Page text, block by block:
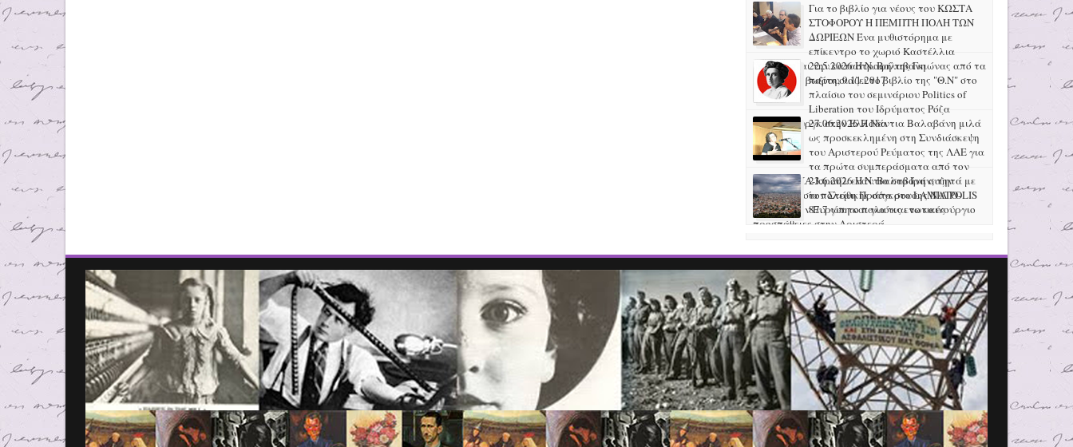
Για το βιβλίο για νέους του ΚΩΣΤΑ
ΣΤΟΦΟΡΟΥ Η ΠΕΜΠΤΗ ΠΟΛΗ ΤΩΝ
ΔΩΡΙΕΩΝ Ένα μυθιστόρημα με
επίκεντρο το χωριό Καστέλλια
Φωκίδας και την καταστροφή της Γκιώνας από τα
μεταλλεία βωξίτη, 9.11.2017
22.5.2026 H N. Βαλαβάνη
παρουσιάζει το βιβλίο της "Θ.Ν" στο
πλαίσιο του σεμινάριου Politics of
Liberation του Ιδρύματος Ρόζα
Λούξεμπουργκ στην Ελλάδα
27.06.2026 H Νάντια Βαλαβάνη μιλά
ως προσκεκλημένη στη Συνδιάσκεψη
του Αριστερού Ρεύματος της ΛΑΕ για
τα πρώτα συμπεράσματα από τον
πόλεμο ΗΠΑ-Ισραήλ ενάντια στο Ιράν, την
προετοιμασία πολεμικής σύγκρουσης ΝΑΤΟ-
Ρωσίας στην Ευρώπη και για τις ενωτικές
προσπάθειες στην Αριστερά
23.6.2026 Η Ν. Βαλαβάνη συζητά με
τον Στάθη Πράπα στο LAMIA POLIS
87.7 για το παλιό και το καινούργιο